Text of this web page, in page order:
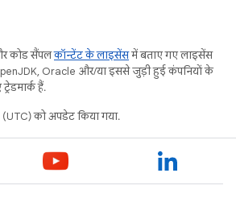
कोड सैंपलकॉन्टेंट के लाइसेंसमें बताए गए लाइसेंस
Oracle और/या इससे जुड़ी हुई कंपनियों के
हैं.
को अपडेट किया गया.